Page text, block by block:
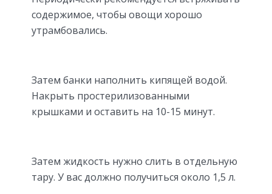
содержимое, чтобы овощи хорошо
утрамбовались.
Затем банки наполнить кипящей водой.
Накрыть простерилизованными
крышками и оставить на 10-15 минут.
Затем жидкость нужно слить в отдельную
тару. У вас должно получиться около 1,5 л.